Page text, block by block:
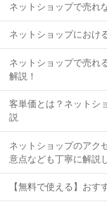
ネットショップで売れ
ネットショップにおけ
ネットショップで売れ
解説！
客単価とは？ネットシ
説
ネットショップのアク
意点なども丁寧に解説
【無料で使える】おす